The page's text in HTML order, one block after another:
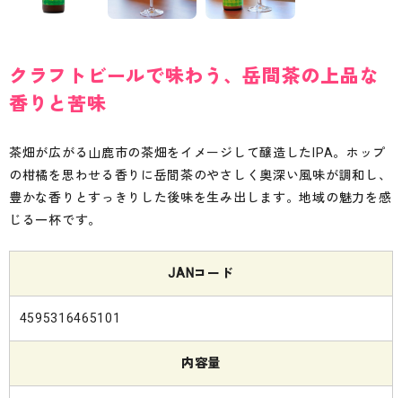
クラフトビールで味わう、岳間茶の上品な
香りと苦味
茶畑が広がる山鹿市の茶畑をイメージして醸造したIPA。ホップ
の柑橘を思わせる香りに岳間茶のやさしく奥深い風味が調和し、
豊かな香りとすっきりした後味を生み出します。地域の魅力を感
じる一杯です。
JANコード
4595316465101
内容量